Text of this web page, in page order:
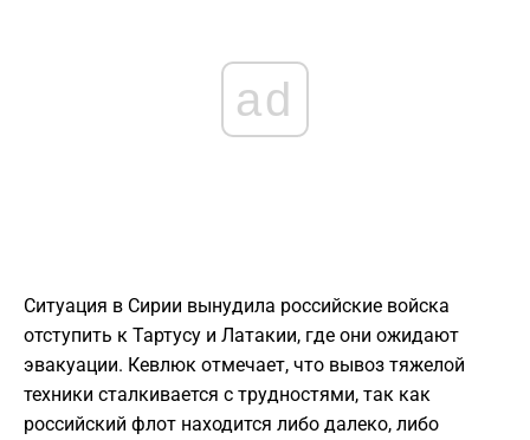
ad
Ситуация в Сирии вынудила российские войска
отступить к Тартусу и Латакии, где они ожидают
эвакуации. Кевлюк отмечает, что вывоз тяжелой
техники сталкивается с трудностями, так как
российский флот находится либо далеко, либо